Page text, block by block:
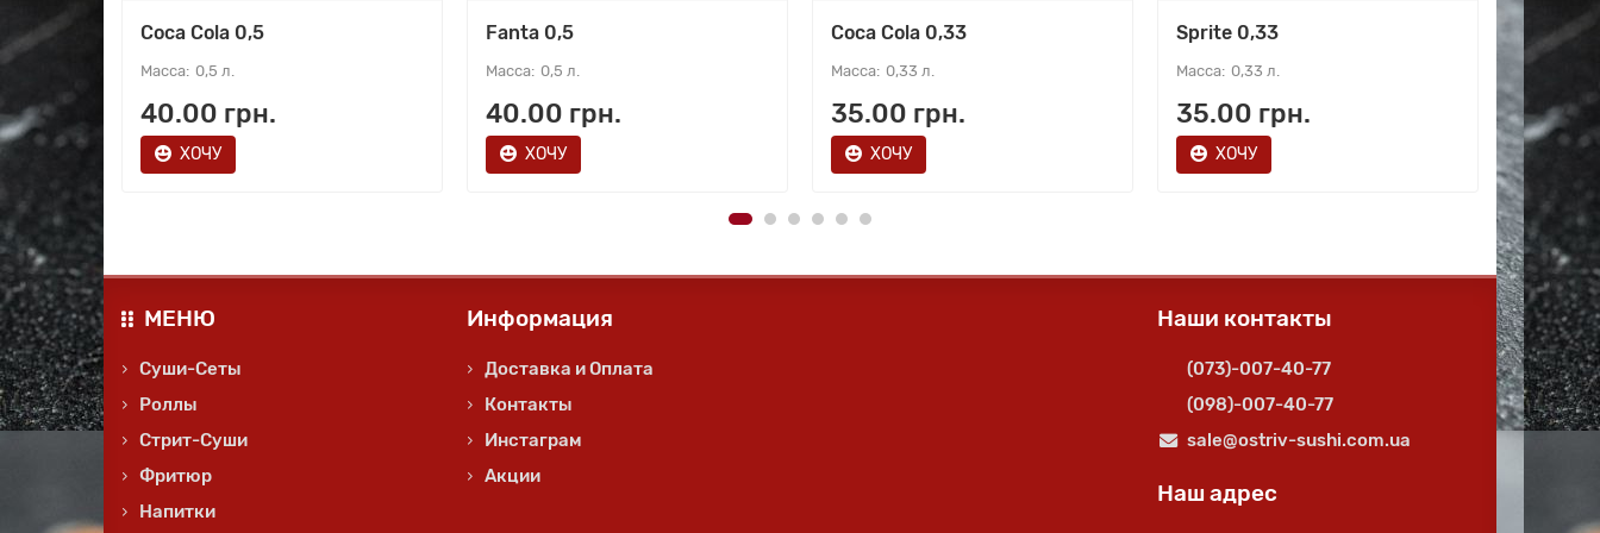
Coca Cola 0,5
0,5 л.
40.00 грн.
ХОЧУ
Fanta 0,5
0,5 л.
40.00 грн.
ХОЧУ
Coca Cola 0,33
0,33 л.
35.00 грн.
ХОЧУ
Sprite 0,33
0,33 л.
35.00 грн.
ХОЧУ
Верона
МЕНЮ
Суши-Сеты
Роллы
Стрит-Суши
Фритюр
Напитки
Информация
Доставка и Оплата
Контакты
Инстаграм
Акции
Наши контакты
(073)-007-40-77
(098)-007-40-77
sale@ostriv-sushi.com.ua
Наш адрес